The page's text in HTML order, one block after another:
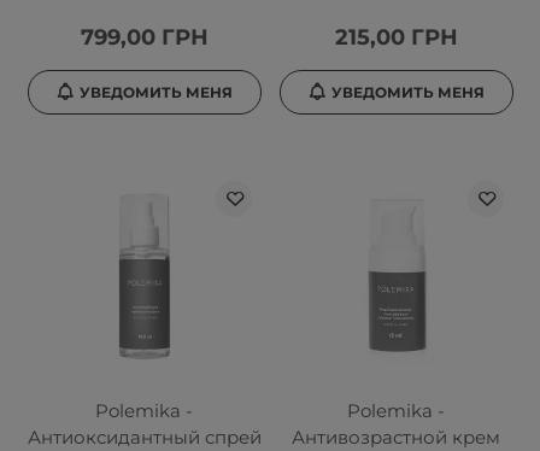
799,00 ГРН
УВЕДОМИТЬ МЕНЯ
215,00 ГРН
УВЕДОМИТЬ МЕНЯ
Polemika -
Антиоксидантный спрей
Polemika -
Антивозрастной крем